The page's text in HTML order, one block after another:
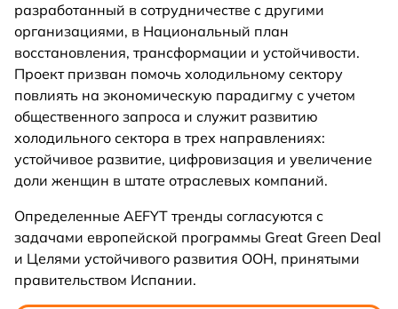
разработанный в сотрудничестве с другими
организациями, в Национальный план
восстановления, трансформации и устойчивости.
Проект призван помочь холодильному сектору
повлиять на экономическую парадигму с учетом
общественного запроса и служит развитию
холодильного сектора в трех направлениях:
устойчивое развитие, цифровизация и увеличение
доли женщин в штате отраслевых компаний.
Определенные AEFYT тренды согласуются с
задачами европейской программы Great Green Deal
и Целями устойчивого развития ООН, принятыми
правительством Испании.